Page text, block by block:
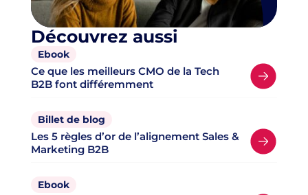
Découvrez aussi
Ebook
Ce que les meilleurs CMO de la Tech
B2B font différemment
Billet de blog
Les 5 règles d’or de l’alignement Sales &
Marketing B2B
Ebook